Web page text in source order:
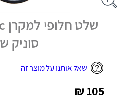
סוניק
שאל אותנו על מוצר זה
105 ₪